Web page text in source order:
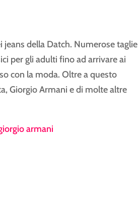
della Datch. Numerose taglie
per gli adulti fino ad arrivare ai
con la moda. Oltre a questo
Giorgio Armani e di molte altre
armani